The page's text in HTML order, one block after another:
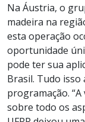
Na Áustria, o
madeira na
esta operação
oportunidade
pode ter sua
Brasil. Tudo
programação.
sobre todo os